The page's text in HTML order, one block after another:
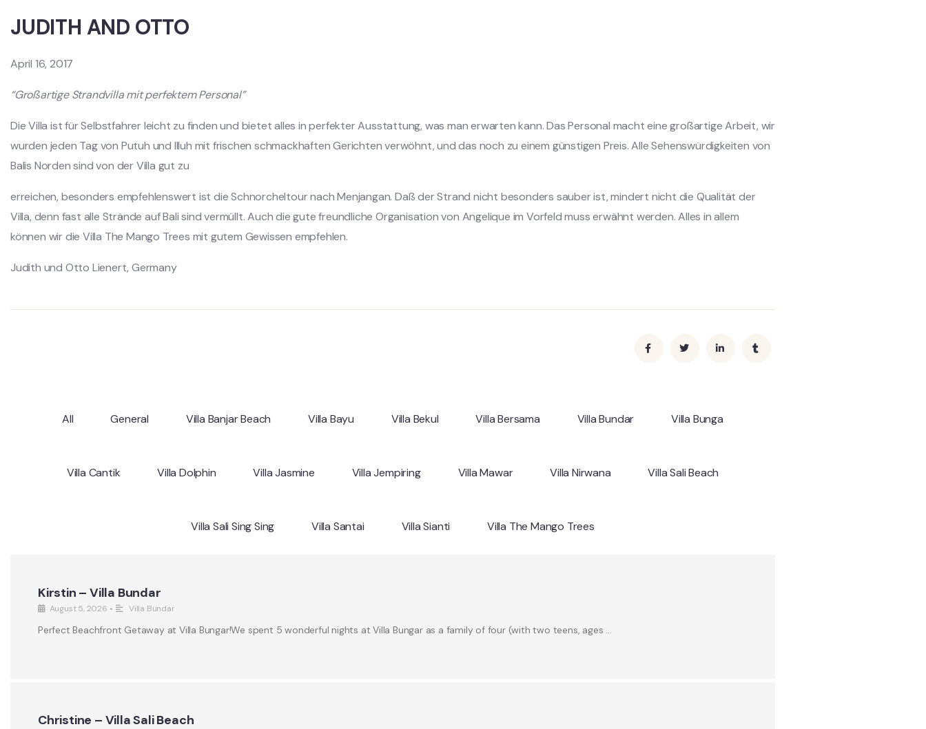
JUDITH AND OTTO
April 16, 2017
“Großartige Strandvilla mit perfektem Personal”
Die Villa ist für Selbstfahrer leicht zu finden und bietet alles in perfekter Ausstattung, was man erwarten kann. Das Personal macht eine großartige Arbeit, wir
wurden jeden Tag von Putuh und Illuh mit frischen schmackhaften Gerichten verwöhnt, und das noch zu einem günstigen Preis. Alle Sehenswürdigkeiten von
Balis Norden sind von der Villa gut zu
erreichen, besonders empfehlenswert ist die Schnorcheltour nach Menjangan. Daß der Strand nicht besonders sauber ist, mindert nicht die Qualität der
Villa, denn fast alle Strände auf Bali sind vermüllt. Auch die gute freundliche Organisation von Angelique im Vorfeld muss erwähnt werden. Alles in allem
können wir die Villa The Mango Trees mit gutem Gewissen empfehlen.
Judith und Otto Lienert, Germany
All General Villa Banjar Beach Villa Bayu Villa Bekul Villa Bersama Villa Bundar Villa Bunga
Villa Cantik Villa Dolphin Villa Jasmine Villa Jempiring Villa Mawar Villa Nirwana Villa Sali Beach
Villa Sali Sing Sing Villa Santai Villa Sianti Villa The Mango Trees
Kirstin – Villa Bundar
August 5, 2026 • Villa Bundar
Perfect Beachfront Getaway at Villa Bungar!We spent 5 wonderful nights at Villa Bungar as a family of four (with two teens, ages …
Christine – Villa Sali Beach